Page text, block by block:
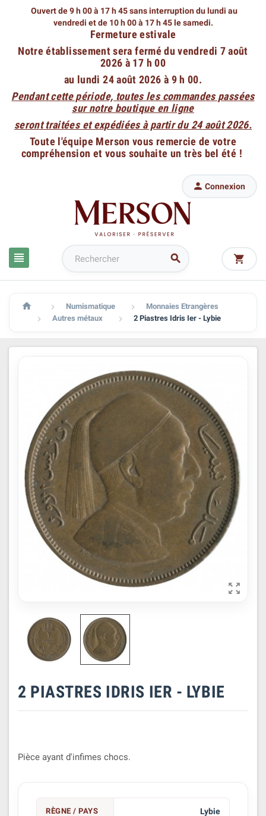
Ouvert de 9 h 00 à 17 h 45 sans interruption du lundi au
vendredi et de 10 h 00 à 17 h 45 le samedi.
Fermeture estivale
Notre établissement sera fermé du vendredi 7 août
2026 à 17 h 00
au lundi 24 août 2026 à 9 h 00.
Pendant cette période, toutes les commandes passées
sur notre boutique en ligne
seront traitées et expédiées à partir du 24 août 2026.
Toute l'équipe Merson vous remercie de votre
compréhension et vous souhaite un très bel été !
 
 Connexion

  Numismatique  Monnaies Etrangères
 Autres métaux  2 Piastres Idris Ier - Lybie

2 PIASTRES IDRIS IER - LYBIE
Pièce ayant d'infimes chocs.
RÈGNE / PAYS Lybie